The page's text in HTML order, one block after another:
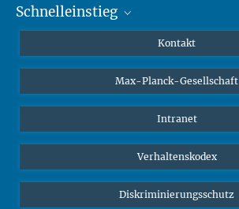
Mastodon
Schnelleinstieg
Studierende
Schüler*innen
Öffentlichkeit
Alumnae | Alumni
Kontakt
Max-Planck-Gesellschaft
Intranet
Verhaltenskodex
Diskriminierungsschutz